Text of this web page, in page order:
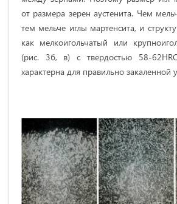
от размера зерен аустенита. Чем
тем мельче иглы мартенсита, и
как мелкоигольчатый или
(рис. 3б, в) с твердостью 58-
характерна для правильно закаленной